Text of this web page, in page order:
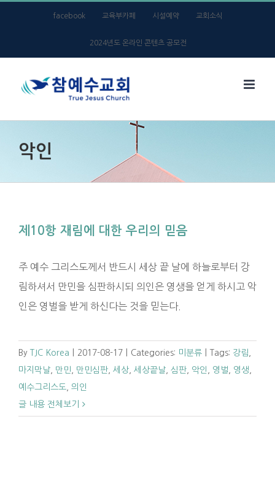
facebook 교육부카페 시설예약 교회소식
2024년도 온라인 콘텐츠 공모전
악인
제10항 재림에 대한 우리의 믿음
주 예수 그리스도께서 반드시 세상 끝 날에 하늘로부터 강
림하셔서 만민을 심판하시되 의인은 영생을 얻게 하시고 악
인은 영벌을 받게 하신다는 것을 믿는다.
By TJC Korea 2017-08-17 Categories: 미분류 Tags: 강림
마지막날
만민 만민심판 세상 세상끝날 심판 악인 영벌 영생
예수그리스도
의인
글 내용 전체보기